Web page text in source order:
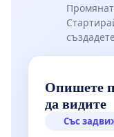
Опишете
да видите
Със